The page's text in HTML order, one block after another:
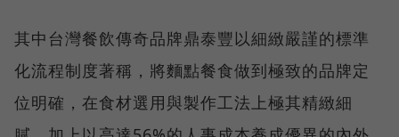
其中台灣餐飲傳奇品牌鼎泰豐以細緻嚴謹的標準
化流程制度著稱，將麵點餐食做到極致的品牌定
位明確，在食材選用與製作工法上極其精緻細